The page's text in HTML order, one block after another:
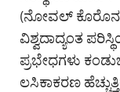
(ನೋವಲ್ ಕೊರೊನ
ವಿಶ್ವದಾದ್ಯಂತ
ಪ್ರಭೇಧಗಳು
ಲಸಿಕಾಕರಣ